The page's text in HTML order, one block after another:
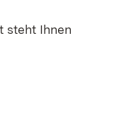
steht Ihnen